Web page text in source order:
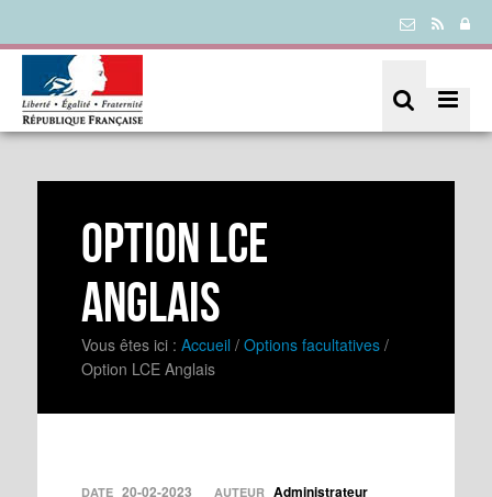
Option LCE
Anglais
Vous êtes ici : Accueil / Options facultatives /
Option LCE Anglais
DATE 20-02-2023 AUTEUR Administrateur